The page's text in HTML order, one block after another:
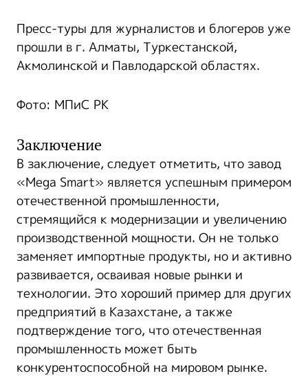
Пресс-туры для журналистов и блогеров уже
прошли в г. Алматы, Туркестанской,
Акмолинской и Павлодарской областях.
Фото: МПиС РК
Заключение
В заключение, следует отметить, что завод
«Mega Smart» является успешным примером
отечественной промышленности,
стремящийся к модернизации и увеличению
производственной мощности. Он не только
заменяет импортные продукты, но и активно
развивается, осваивая новые рынки и
технологии. Это хороший пример для других
предприятий в Казахстане, а также
подтверждение того, что отечественная
промышленность может быть
конкурентоспособной на мировом рынке.